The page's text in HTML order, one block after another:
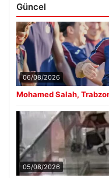
Güncel
06/08/2026
Mohamed Salah,
05/08/2026